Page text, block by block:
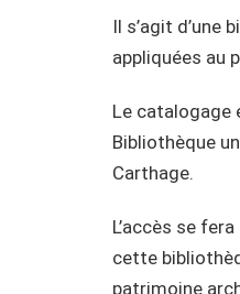
Il s’agit d’une
appliquées au
Le catalogage
Bibliothèque
Carthage.
L’accès se
cette
patrimoine